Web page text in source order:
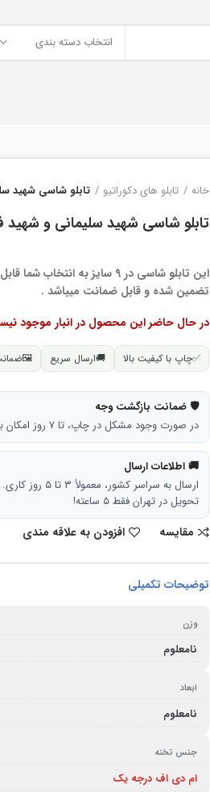
انتخاب دسته بندی
خانه تابلو های دکوراتیو تابلو شاسی شهید
تابلو شاسی شهید سلیمانی و شهید
این تابلو شاسی در 9 سایز به
تضمین شده و قابل ضمانت میباشد .
در حال حاضر این محصول در انبار موجود
✅چاپ با کیفیت بالا 🚚ارسال سریع 🖼
🛡 ضمانت بازگشت وجه
در صورت وجود مشکل در چاپ، تا ۷ روز امکان بازگشت وجه وجود دارد.
🚚 اطلاعات ارسال
ارسال به سراسر کشور، معمولاً ۳ تا ۵ روز کاری.
تحویل در تهران فقط ۵ ساعته!
مقایسه افزودن به علاقه مندی
توضیحات تکمیلی
وزن
نامعلوم
ابعاد
نامعلوم
جنس تخته
ام دی اف درجه یک